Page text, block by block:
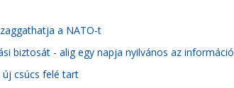
a NATO-t
biztosát - alig egy napja nyilvános az információ
új csúcs felé tart